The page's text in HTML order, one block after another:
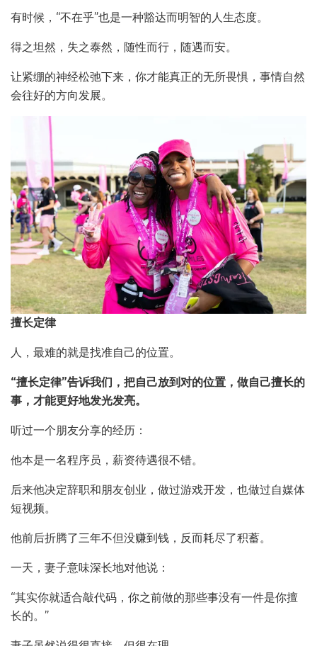
有时候，“不在乎”也是一种豁达而明智的人生态度。
得之坦然，失之泰然，随性而行，随遇而安。
让紧绷的神经松弛下来，你才能真正的无所畏惧，事情自然
会往好的方向发展。
擅长定律
人，最难的就是找准自己的位置。
“擅长定律”告诉我们，把自己放到对的位置，做自己擅长的
事，才能更好地发光发亮。
听过一个朋友分享的经历：
他本是一名程序员，薪资待遇很不错。
后来他决定辞职和朋友创业，做过游戏开发，也做过自媒体
短视频。
他前后折腾了三年不但没赚到钱，反而耗尽了积蓄。
一天，妻子意味深长地对他说：
“其实你就适合敲代码，你之前做的那些事没有一件是你擅
长的。”